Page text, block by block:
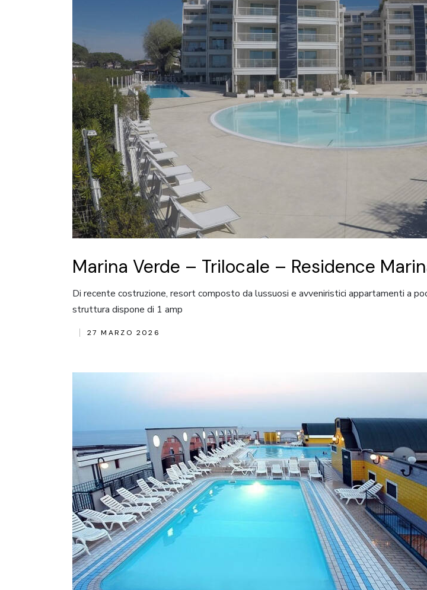
Marina Verde – Trilocale – Residence
Di recente costruzione, resort composto da lussuosi e avveniristici appartamenti a
struttura dispone di 1 amp
27 MARZO 2026